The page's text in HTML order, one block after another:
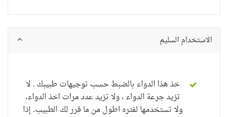
الاستخدام السليم
خذ هذا الدواء بالضبط حسب توجيهات طبيبك . لا
تزيد جرعة الدواء ، ولا تزيد عدد مرات اخذ الدواء،
ولا تستخدمها لفتره اطول من ما قرر لك الطبيب. إذا